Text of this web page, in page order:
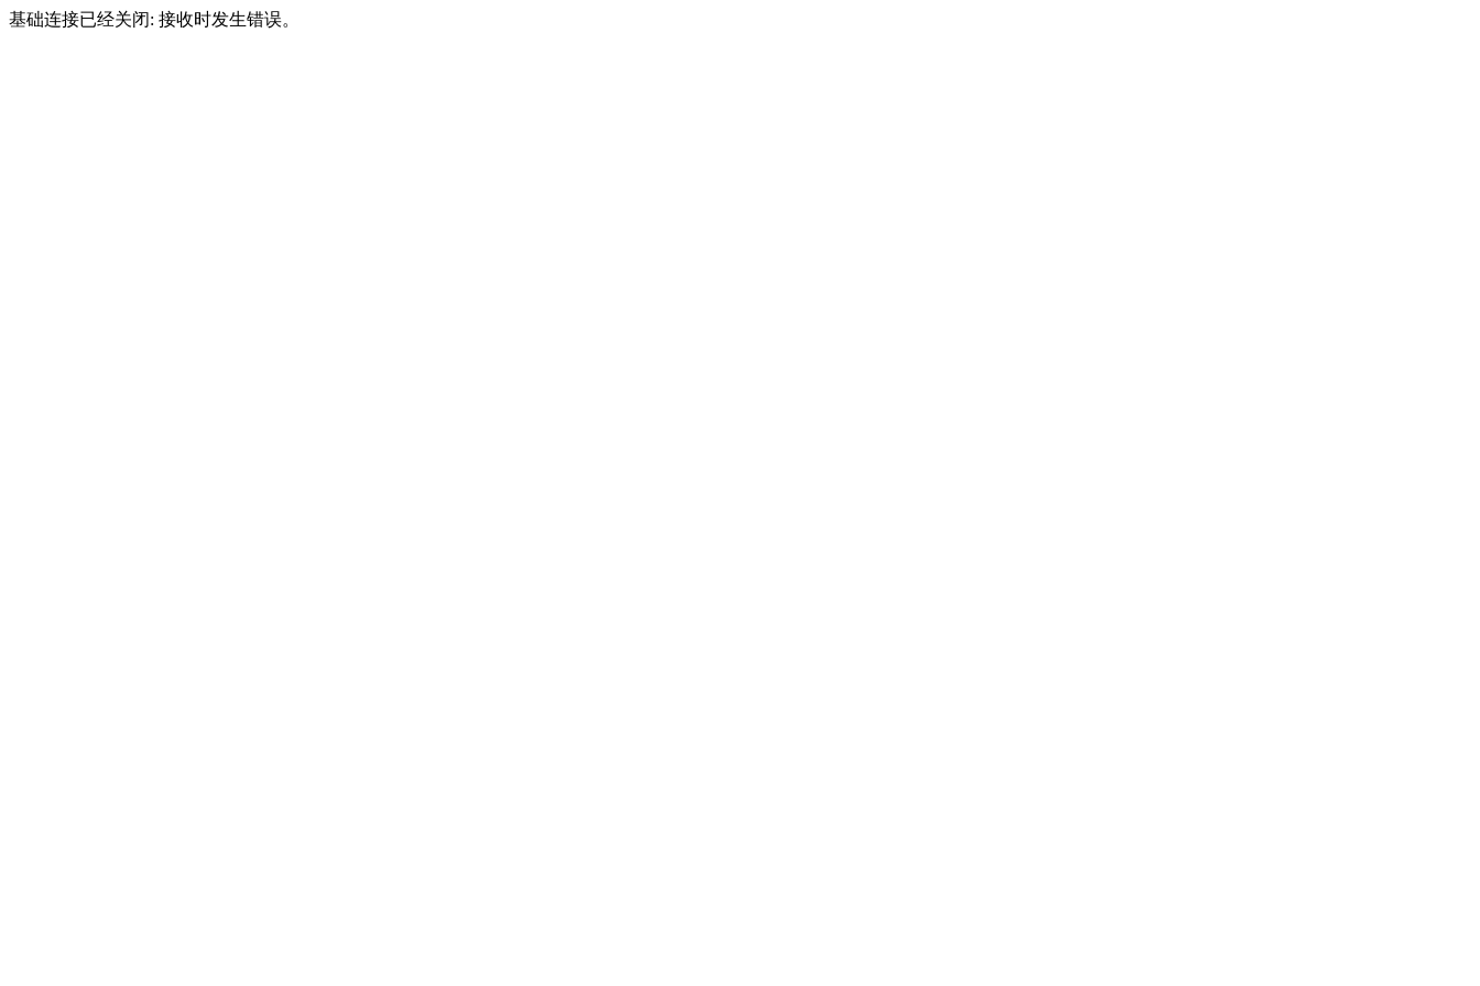
基础连接已经关闭: 接收时发生错误。